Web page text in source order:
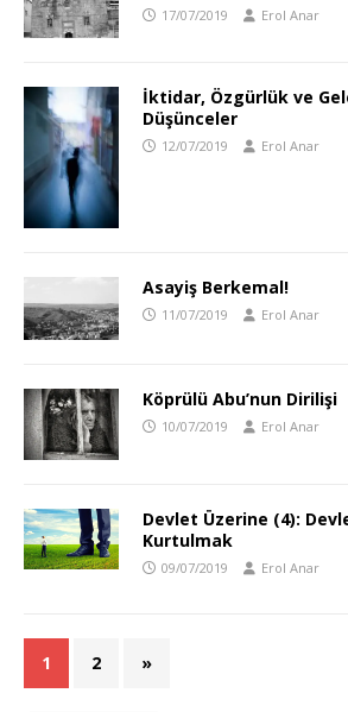
17/07/2019 Erol Anar
İktidar, Özgürlük ve
Düşünceler
12/07/2019 Erol Anar
Asayiş Berkemal!
11/07/2019 Erol Anar
Köprülü Abu’nun Dirilişi
10/07/2019 Erol Anar
Devlet Üzerine (4):
Kurtulmak
09/07/2019 Erol Anar
1 2 »